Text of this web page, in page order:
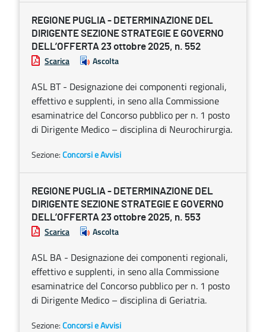
REGIONE PUGLIA - DETERMINAZIONE DEL
DIRIGENTE SEZIONE STRATEGIE E GOVERNO
DELL’OFFERTA 23 ottobre 2025, n. 552
Scarica Ascolta
ASL BT - Designazione dei componenti regionali,
effettivo e supplenti, in seno alla Commissione
esaminatrice del Concorso pubblico per n. 1 posto
di Dirigente Medico – disciplina di Neurochirurgia.
Sezione:Concorsi e Avvisi
REGIONE PUGLIA - DETERMINAZIONE DEL
DIRIGENTE SEZIONE STRATEGIE E GOVERNO
DELL’OFFERTA 23 ottobre 2025, n. 553
Scarica Ascolta
ASL BA - Designazione dei componenti regionali,
effettivo e supplenti, in seno alla Commissione
esaminatrice del Concorso pubblico per n. 1 posto
di Dirigente Medico – disciplina di Geriatria.
Sezione:Concorsi e Avvisi